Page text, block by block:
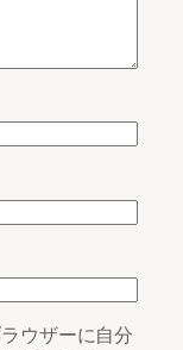
ウザーに自分